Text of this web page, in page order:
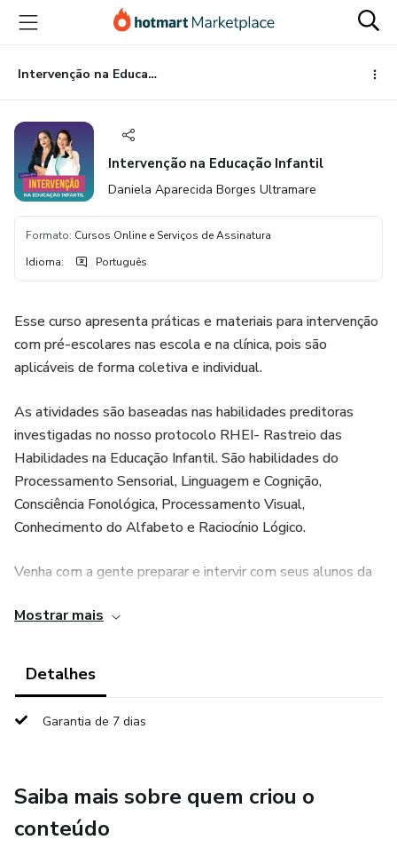
para
conteúdo
principal
para
pagamento
para
rodapé
Intervenção na Educação Infantil
Intervenção na Educação Infantil
Daniela Aparecida Borges Ultramare
Formato: Cursos Online e Serviços de Assinatura
Idioma: Português
Esse curso apresenta práticas e materiais para intervenção
com pré-escolares nas escola e na clínica, pois são
aplicáveis de forma coletiva e individual.
As atividades são baseadas nas habilidades preditoras
investigadas no nosso protocolo RHEI- Rastreio das
Habilidades na Educação Infantil. São habilidades do
Processamento Sensorial, Linguagem e Cognição,
Consciência Fonológica, Processamento Visual,
Conhecimento do Alfabeto e Raciocínio Lógico.
Venha com a gente preparar e intervir com seus alunos da
alfabetização!
Mostrar mais
Detalhes
Garantia de 7 dias
Saiba mais sobre quem criou o
conteúdo